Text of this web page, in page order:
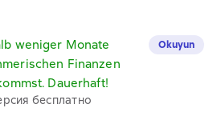
weniger Monate
Finanzen
Dauerhaft!
бесплатно
Okuyun